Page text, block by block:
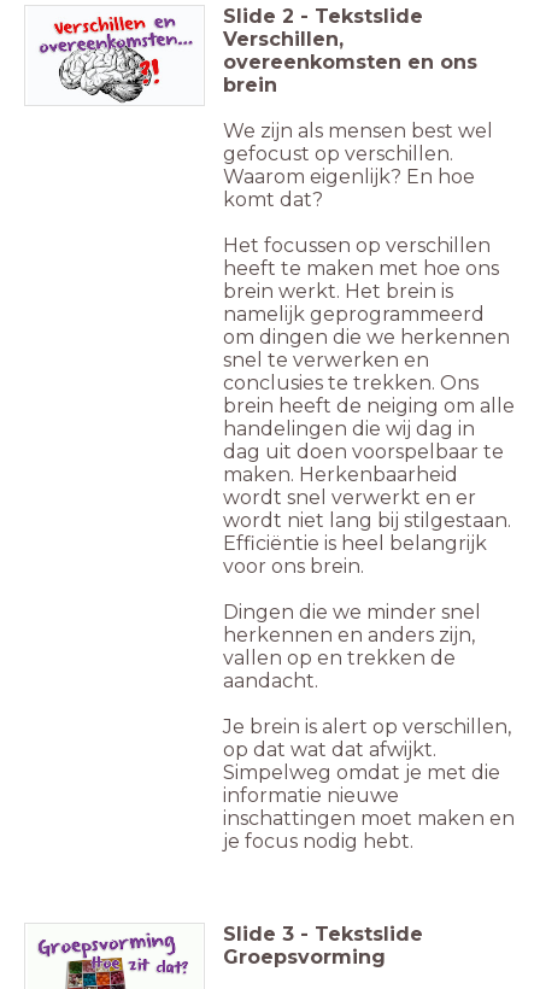
Slide 2 - Tekstslide
Verschillen,
overeenkomsten en ons
brein
We zijn als mensen best wel
gefocust op verschillen.
Waarom eigenlijk? En hoe
komt dat?
Het focussen op verschillen
heeft te maken met hoe ons
brein werkt. Het brein is
namelijk geprogrammeerd
om dingen die we herkennen
snel te verwerken en
conclusies te trekken. Ons
brein heeft de neiging om alle
handelingen die wij dag in
dag uit doen voorspelbaar te
maken. Herkenbaarheid
wordt snel verwerkt en er
wordt niet lang bij stilgestaan.
Efficiëntie is heel belangrijk
voor ons brein.
Dingen die we minder snel
herkennen en anders zijn,
vallen op en trekken de
aandacht.
Je brein is alert op verschillen,
op dat wat dat afwijkt.
Simpelweg omdat je met die
informatie nieuwe
inschattingen moet maken en
je focus nodig hebt.
Slide 3 - Tekstslide
Groepsvorming